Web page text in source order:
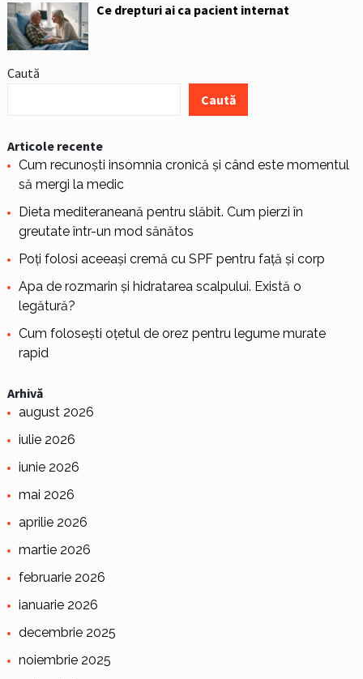
Ce drepturi ai ca pacient internat
Caută
Caută
Articole recente
Cum recunoști insomnia cronică și când este momentul
să mergi la medic
Dieta mediteraneană pentru slăbit. Cum pierzi în
greutate într-un mod sănătos
Poți folosi aceeași cremă cu SPF pentru față și corp
Apa de rozmarin și hidratarea scalpului. Există o
legătură?
Cum folosești oțetul de orez pentru legume murate
rapid
Arhivă
august 2026
iulie 2026
iunie 2026
mai 2026
aprilie 2026
martie 2026
februarie 2026
ianuarie 2026
decembrie 2025
noiembrie 2025